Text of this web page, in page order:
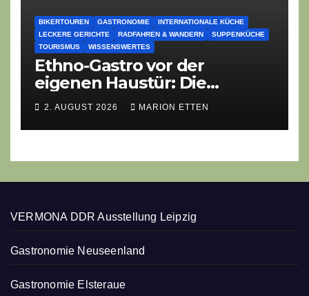
BIKERTOUREN GASTRONOMIE
INTERNATIONALE KÜCHE
LECKERE GERICHTE
RADFAHREN & WANDERN
SUPPENKÜCHE
TOURISMUS
WISSENSWERTES
Ethno-Gastro vor der
eigenen Haustür: Die
geheime kulinarische DNA
des Gasthofs „Zur Eiche“
2. AUGUST 2026 MARION ETTEN
VERMONA DDR Ausstellung Leipzig
Gastronomie Neuseenland
Gastronomie Elsteraue